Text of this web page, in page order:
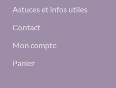
Astuces et infos utiles
Contact
Mon compte
Panier